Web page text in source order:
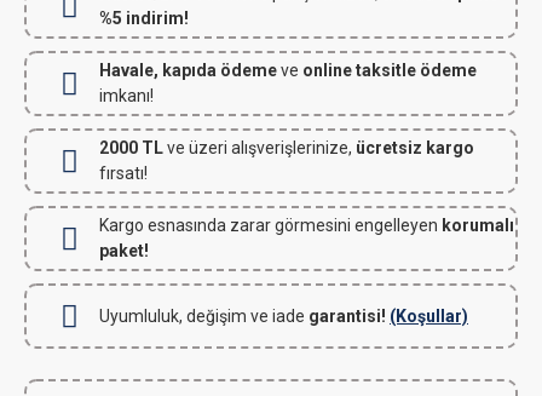
%5 indirim!
Havale, kapıda ödemeve online taksitle ödeme
imkanı!
2000 TLve üzeri alışverişlerinize, ücretsiz kargo
fırsatı!
Kargo esnasında zarar görmesini engelleyen korumalı
paket!
Uyumluluk, değişim ve iade garantisi! (Koşullar)